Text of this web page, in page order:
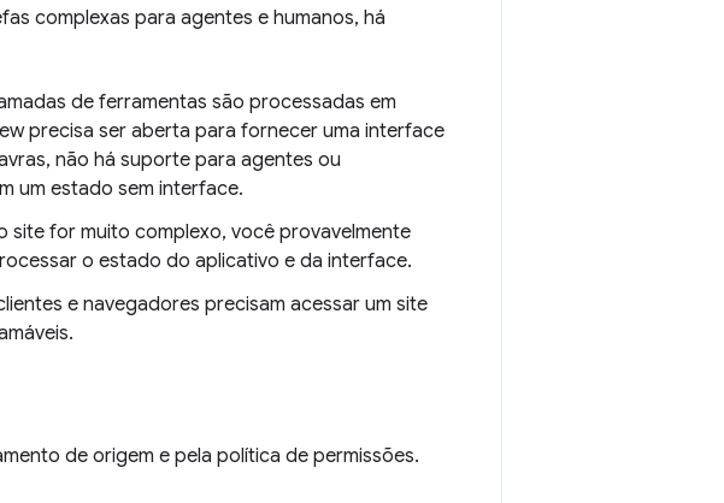
complexas para agentes e humanos, há
de ferramentas são processadas em
precisa ser aberta para fornecer uma interface
não há suporte para agentes ou
um estado sem interface.
site for muito complexo, você provavelmente
o estado do aplicativo e da interface.
e navegadores precisam acessar um site
de origem e pela política de permissões.